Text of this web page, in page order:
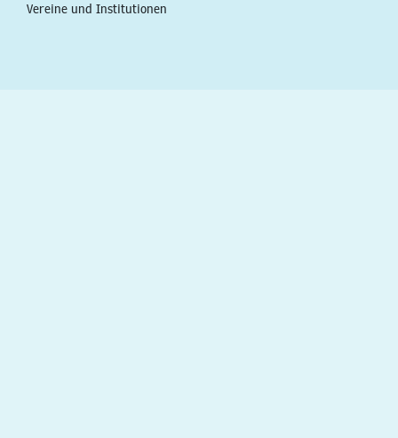
Vereine und Institutionen